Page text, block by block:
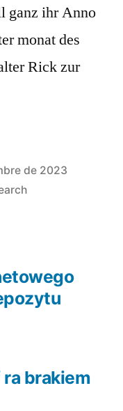
ganz ihr Anno
monat des
Rick zur
de 2023
brakiem